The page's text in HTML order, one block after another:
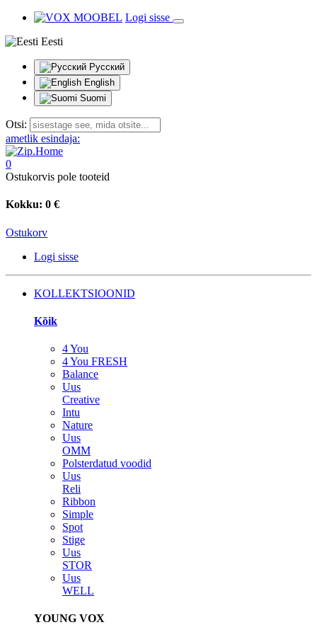
Logi sisse
Eesti
Русский
English
Suomi
Otsi:
ametlik esindaja:
0
Ostukorvis pole tooteid
Kokku: 0 €
Ostukorv
Logi sisse
KOLLEKTSIOONID
Kõik
4 You
4 You FRESH
Balance
Uus
Creative
Intu
Nature
Uus
OMM
Polsterdatud voodid
Uus
Reli
Ribbon
Simple
Spot
Stige
Uus
STOR
Uus
WELL
YOUNG VOX